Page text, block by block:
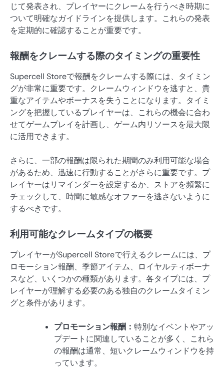
じて発表され、プレイヤーにクレームを行うべき時期に
ついて明確なガイドラインを提供します。これらの発表
を定期的に確認することが重要です。
報酬をクレームする際のタイミングの重要性
Supercell Storeで報酬をクレームする際には、タイミン
グが非常に重要です。クレームウィンドウを逃すと、貴
重なアイテムやボーナスを失うことになります。タイミ
ングを把握しているプレイヤーは、これらの機会に合わ
せてゲームプレイを計画し、ゲーム内リソースを最大限
に活用できます。
さらに、一部の報酬は限られた期間のみ利用可能な場合
があるため、迅速に行動することがさらに重要です。プ
レイヤーはリマインダーを設定するか、ストアを頻繁に
チェックして、時間に敏感なオファーを逃さないように
するべきです。
利用可能なクレームタイプの概要
プレイヤーがSupercell Storeで行えるクレームには、プ
ロモーション報酬、季節アイテム、ロイヤルティボーナ
スなど、いくつかの種類があります。各タイプには、プ
レイヤーが理解する必要のある独自のクレームタイミン
グと条件があります。
プロモーション報酬： 特別なイベントやアッ
プデートに関連していることが多く、これら
の報酬は通常、短いクレームウィンドウを持
っています。